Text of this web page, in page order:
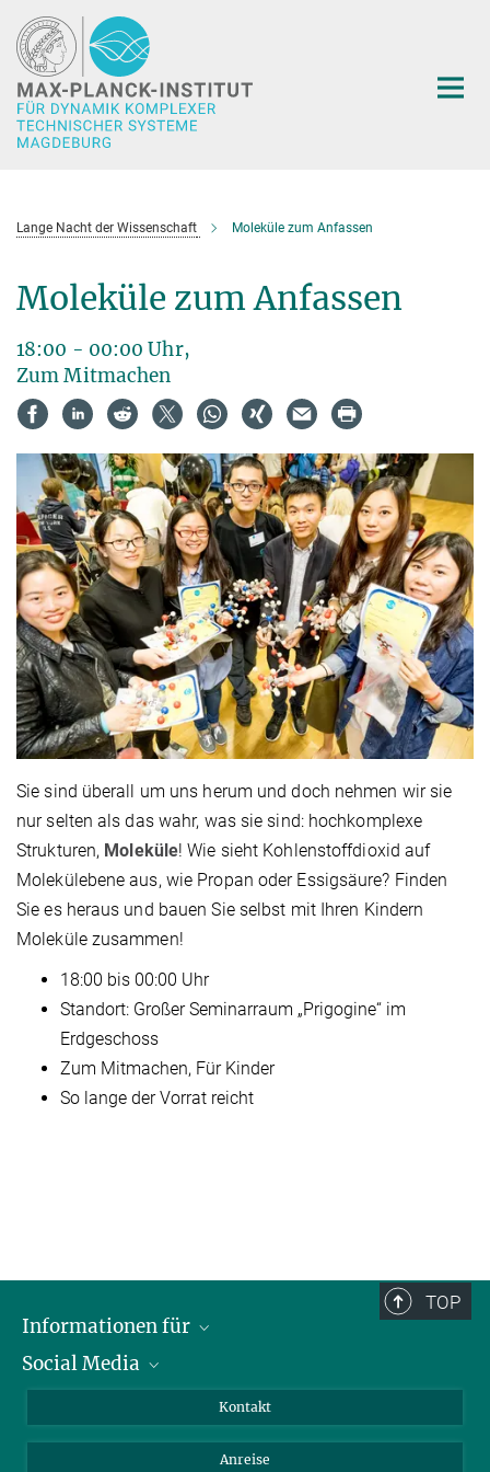
Hauptinhalt
Lange Nacht der Wissenschaft Moleküle zum Anfassen
Moleküle zum Anfassen
18:00 - 00:00 Uhr,
Zum Mitmachen
Sie sind überall um uns herum und doch nehmen wir sie
nur selten als das wahr, was sie sind: hochkomplexe
Strukturen, Moleküle! Wie sieht Kohlenstoffdioxid auf
Molekülebene aus, wie Propan oder Essigsäure? Finden
Sie es heraus und bauen Sie selbst mit Ihren Kindern
Moleküle zusammen!
18:00 bis 00:00 Uhr
Standort: Großer Seminarraum „Prigogine“ im
Erdgeschoss
Zum Mitmachen, Für Kinder
So lange der Vorrat reicht
TOP
Informationen für
Wissenschaftlerinnen und Wissenschaftler
Bewerberinnen und Bewerber
Social Media
YouTube
Kontakt
Anreise